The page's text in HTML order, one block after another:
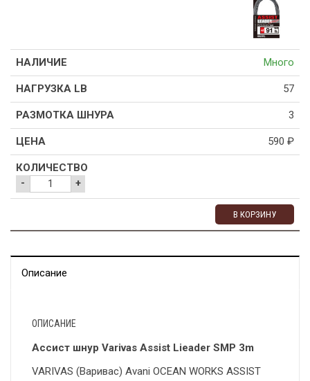
Много
57
3
590 ₽
- +
В КОРЗИНУ
Описание
ОПИСАНИЕ
Ассист шнур Varivas Assist Lieader SMP 3m
VARIVAS (Варивас) Avani OCEAN WORKS ASSIST